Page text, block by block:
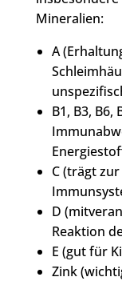
Mineralien:
A
B1, B3,
C (trägt
D
Reaktion
E (gut für
Zink